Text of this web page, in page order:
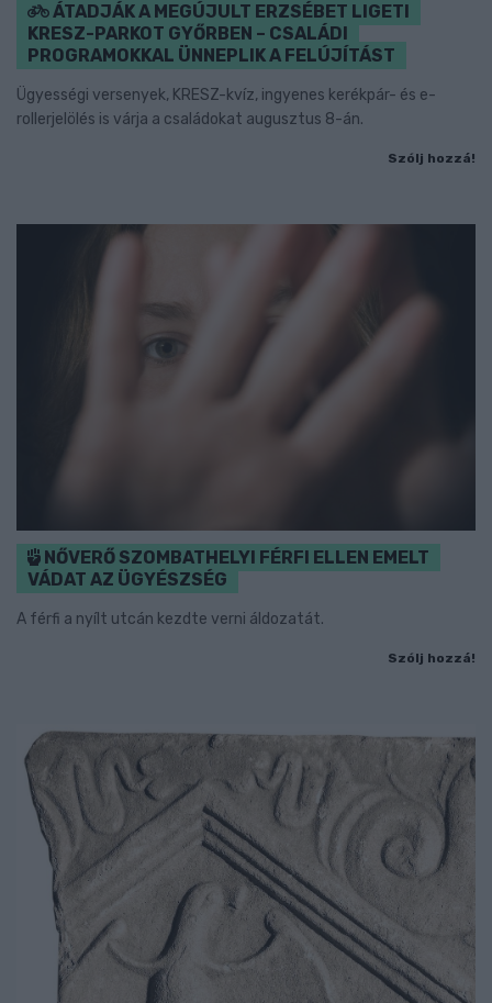
ÁTADJÁK A MEGÚJULT ERZSÉBET LIGETI
KRESZ-PARKOT GYŐRBEN – CSALÁDI
PROGRAMOKKAL ÜNNEPLIK A FELÚJÍTÁST
Ügyességi versenyek, KRESZ-kvíz, ingyenes kerékpár- és e-
rollerjelölés is várja a családokat augusztus 8-án.
Szólj hozzá!
NŐVERŐ SZOMBATHELYI FÉRFI ELLEN EMELT
VÁDAT AZ ÜGYÉSZSÉG
A férfi a nyílt utcán kezdte verni áldozatát.
Szólj hozzá!